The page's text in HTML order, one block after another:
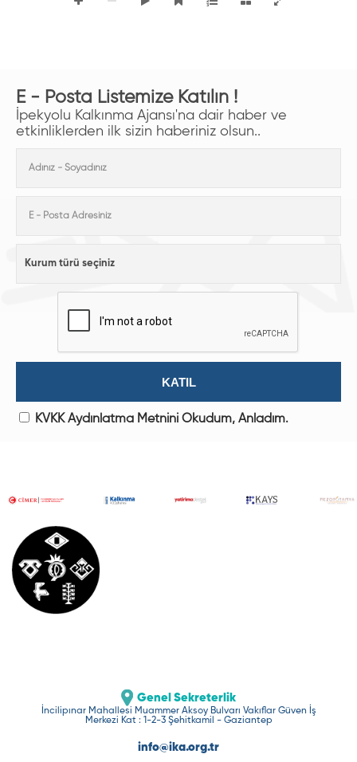
E - Posta Listemize Katılın !
İpekyolu Kalkınma Ajansı'na dair haber ve
etkinliklerden ilk sizin haberiniz olsun..
KVKK Aydınlatma Metnini Okudum, Anladım.
Genel Sekreterlik
İncilipınar Mahallesi Muammer Aksoy Bulvarı Vakıflar Güven İş
Merkezi Kat : 1-2-3 Şehitkamil - Gaziantep
info@ika.org.tr